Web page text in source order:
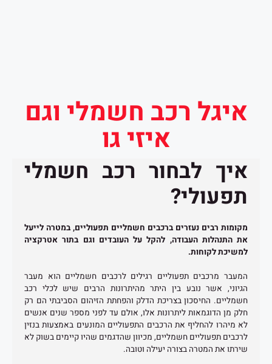
איגל רכב חשמלי וגם
איזי גו
איך לבחור רכב חשמלי
תפעולי?
מקומות רבים נעזרים ברכבים חשמליים תפעוליים, במטרה לייעל
את התנהלות העבודה, להקל על העובדים וגם בתור אטרקציה
למשיכת לקוחות.
המעבר מרכבים תפעוליים רגילים לרכבים חשמליים הוא מעבר
הגיוני, אשר נובע בין היתר מהיתרונות הרבים שיש לכלי רכב
חשמליים. החיסכון בצריכת הדלק והפחתת הזיהום הסביבתי הם רק
חלק מן הדוגמאות ליתרונות אלו, אולם עד לפני מספר שנים אנשים
לא מיהרו להחליף את הרכבים התפעוליים המונעים באמצעות בנזין
לרכבים תפעוליים חשמליים, מכיוון שהדגמים שהיו קיימים בשוק לא
שירתו את המטרה בצורה יעילה וטובה.